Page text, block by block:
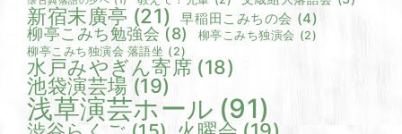
新宿末廣亭 (21) 早稲田こみちの会 (4)
柳亭こみち勉強会 (8) 柳亭こみち独演会 (2)
柳亭こみち独演会 落語坐 (2)
水戸みやぎん寄席 (18)
池袋演芸場 (19)
浅草演芸ホール (91)